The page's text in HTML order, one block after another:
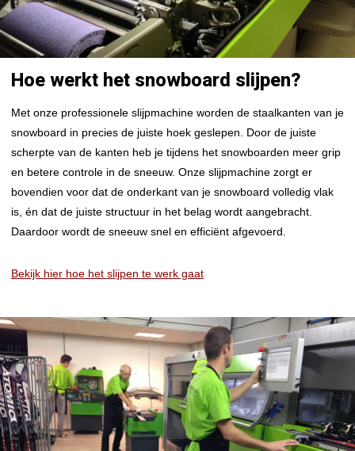
Hoe werkt het snowboard slijpen?
Met onze professionele slijpmachine worden de staalkanten van je
snowboard in precies de juiste hoek geslepen. Door de juiste
scherpte van de kanten heb je tijdens het snowboarden meer grip
en betere controle in de sneeuw. Onze slijpmachine zorgt er
bovendien voor dat de onderkant van je snowboard volledig vlak
is, én dat de juiste structuur in het belag wordt aangebracht.
Daardoor wordt de sneeuw snel en efficiënt afgevoerd.
Bekijk hier hoe het slijpen te werk gaat